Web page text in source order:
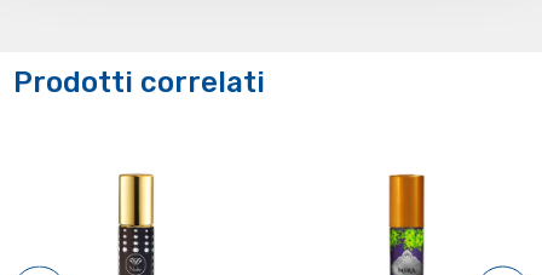
Prodotti correlati